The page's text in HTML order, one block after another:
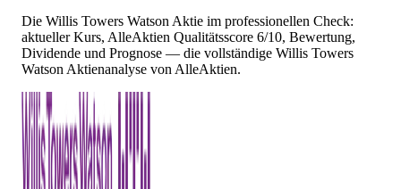
Die Willis Towers Watson Aktie im professionellen Check:
aktueller Kurs, AlleAktien Qualitätsscore 6/10, Bewertung,
Dividende und Prognose — die vollständige Willis Towers
Watson Aktienanalyse von AlleAktien.